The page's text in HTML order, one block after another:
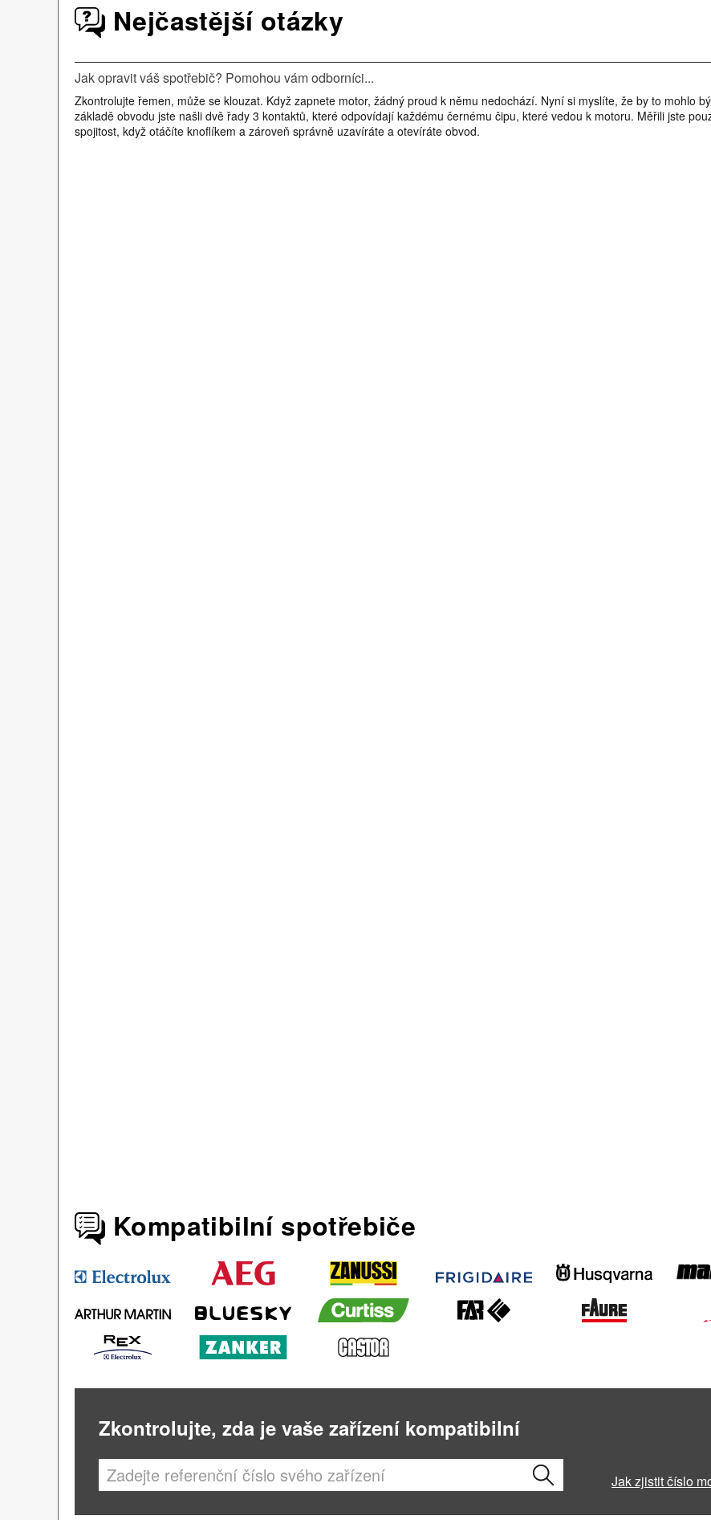
Nejčastější otázky
Jak opravit váš spotřebič? Pomohou vám odborníci...
Zkontrolujte řemen, může se klouzat. Když zapnete motor, žádný proud k němu nedochází. Nyní si myslíte, že by to mohlo
základě obvodu jste našli dvě řady 3 kontaktů, které odpovídají každému černému čipu, které vedou k motoru. Měřili jste
spojitost, když otáčíte knoflíkem a zároveň správně uzavíráte a otevíráte obvod.
Kompatibilní spotřebiče
Zkontrolujte, zda je vaše zařízení kompatibilní
Jak zjistit číslo